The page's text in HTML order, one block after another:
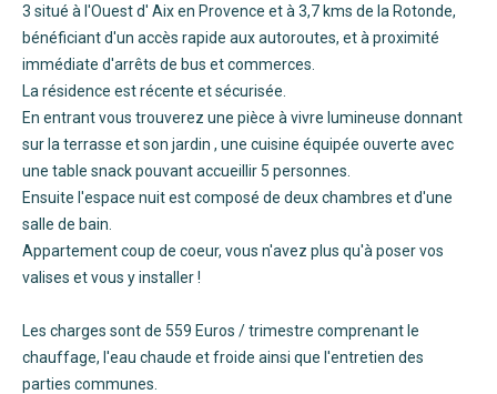
3 situé à l'Ouest d' Aix en Provence et à 3,7 kms de la Rotonde,
bénéficiant d'un accès rapide aux autoroutes, et à proximité
immédiate d'arrêts de bus et commerces.
La résidence est récente et sécurisée.
En entrant vous trouverez une pièce à vivre lumineuse donnant
sur la terrasse et son jardin , une cuisine équipée ouverte avec
une table snack pouvant accueillir 5 personnes.
Ensuite l'espace nuit est composé de deux chambres et d'une
salle de bain.
Appartement coup de coeur, vous n'avez plus qu'à poser vos
valises et vous y installer !
Les charges sont de 559 Euros / trimestre comprenant le
chauffage, l'eau chaude et froide ainsi que l'entretien des
parties communes.